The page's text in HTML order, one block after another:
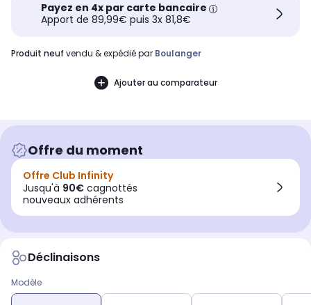
Payez en 4x par carte bancaire
Apport de 89,99€ puis 3x 81,8€
produit neuf vendu & expédié par Boulanger
Ajouter au comparateur
Offre du moment
Offre Club Infinity
Jusqu'à 90€ cagnottés
nouveaux adhérents
Déclinaisons
Modèle